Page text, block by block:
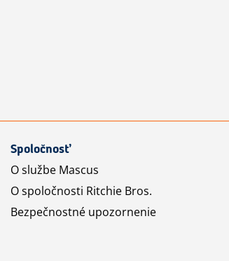
Spoločnosť
O službe Mascus
O spoločnosti Ritchie Bros.
Bezpečnostné upozornenie